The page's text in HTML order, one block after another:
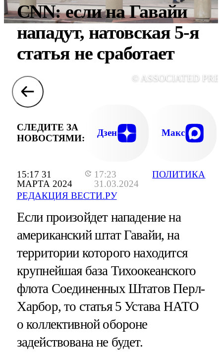
15:17 31
МАРТА 2024
17:23
31.03.2024
РЕДАКЦИЯ ВЕСТИ.РУ
ПОЛИТИКА
CNN: если на Гавайи
нападут, натовская 5-я
статья не сработает
© ASSOCIATED
СЛЕДИТЕ ЗА
НОВОСТЯМИ:
Дзен Макс
Если произойдет нападение на
американский штат Гавайи, на
территории которого находится
крупнейшая база Тихоокеанского
флота Соединенных Штатов Перл-
Харбор, то статья 5 Устава НАТО
о коллективной обороне
задействована не будет.